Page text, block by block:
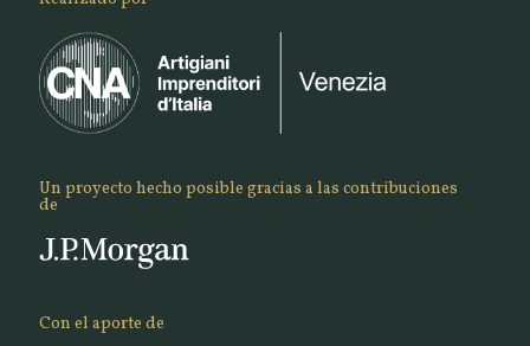
Un proyecto hecho posible gracias a las contribuciones
de
Con el aporte de